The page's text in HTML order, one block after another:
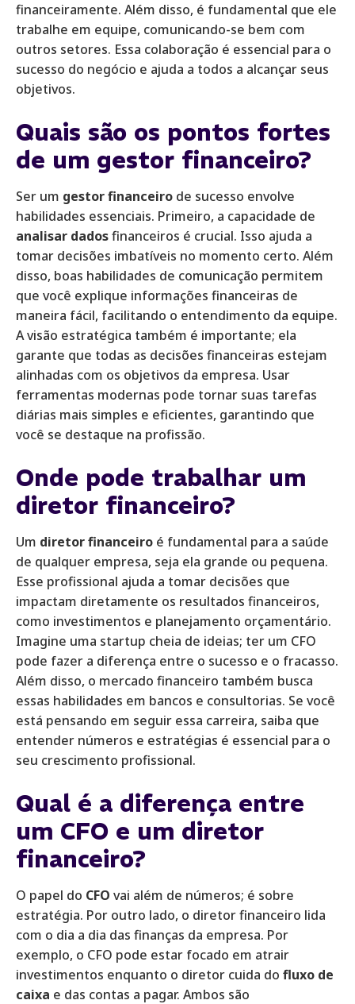
financeiramente. Além disso, é fundamental que ele
trabalhe em equipe, comunicando-se bem com
outros setores. Essa colaboração é essencial para o
sucesso do negócio e ajuda a todos a alcançar seus
objetivos.
Quais são os pontos fortes
de um gestor financeiro?
Ser um gestor financeiro de sucesso envolve
habilidades essenciais. Primeiro, a capacidade de
analisar dadosfinanceiros é crucial. Isso ajuda a
tomar decisões imbatíveis no momento certo. Além
disso, boas habilidades de comunicação permitem
que você explique informações financeiras de
maneira fácil, facilitando o entendimento da equipe.
A visão estratégica também é importante; ela
garante que todas as decisões financeiras estejam
alinhadas com os objetivos da empresa. Usar
ferramentas modernas pode tornar suas tarefas
diárias mais simples e eficientes, garantindo que
você se destaque na profissão.
Onde pode trabalhar um
diretor financeiro?
Um diretor financeiro é fundamental para a saúde
de qualquer empresa, seja ela grande ou pequena.
Esse profissional ajuda a tomar decisões que
impactam diretamente os resultados financeiros,
como investimentos e planejamento orçamentário.
Imagine uma startup cheia de ideias; ter um CFO
pode fazer a diferença entre o sucesso e o fracasso.
Além disso, o mercado financeiro também busca
essas habilidades em bancos e consultorias. Se você
está pensando em seguir essa carreira, saiba que
entender números e estratégias é essencial para o
seu crescimento profissional.
Qual é a diferença entre
um CFO e um diretor
financeiro?
O papel do CFO vai além de números; é sobre
estratégia. Por outro lado, o diretor financeiro lida
com o dia a dia das finanças da empresa. Por
exemplo, o CFO pode estar focado em atrair
investimentos enquanto o diretor cuida do fluxo de
caixa e das contas a pagar. Ambos são